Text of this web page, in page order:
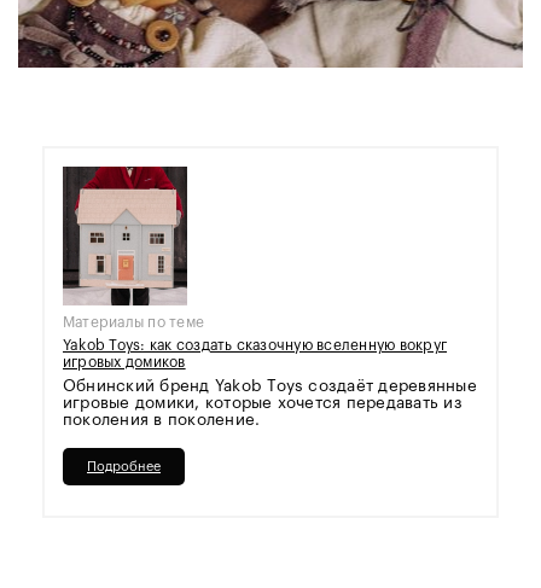
Материалы по теме
Yakob Toys: как создать сказочную вселенную вокруг
игровых домиков
Обнинский бренд Yakob Toys создаёт деревянные
игровые домики, которые хочется передавать из
поколения в поколение.
Подробнее